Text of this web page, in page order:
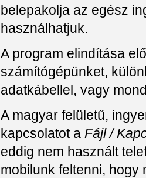
belepakolja az egész
használhatjuk.
A program elindítása
számítógépünket,
adatkábellel, vagy
A magyar felületű,
kapcsolatot a Fájl /
eddig nem használt
mobilunk feltenni,